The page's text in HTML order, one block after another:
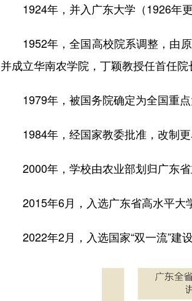
1924年，并入广东大学（1926年
1952年，全国高校院系调整，由
并成立华南农学院，丁颖教授任首任院
1979年，被国务院确定为全国重点
1984年，经国家教委批准，改制更
2000年，学校由农业部划归广东省
2015年6月，入选广东省高水平大
2022年2月，入选国家“双一流”建设